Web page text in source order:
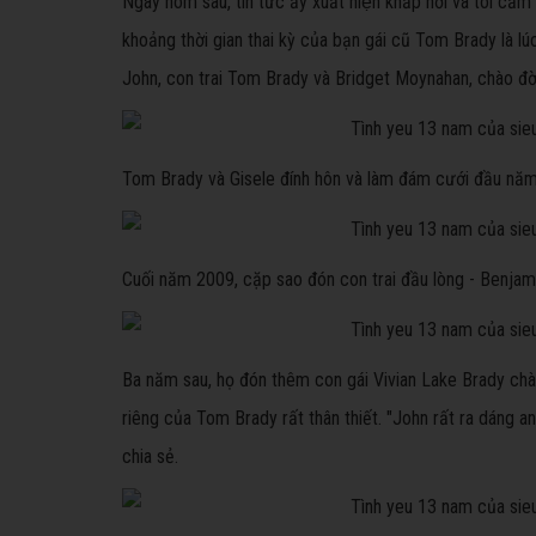
khoảng thời gian thai kỳ của bạn gái cũ Tom Brady là
John, con trai Tom Brady và Bridget Moynahan, chào
Tom Brady và Gisele đính hôn và làm đám cưới đầu
Cuối năm 2009, cặp sao đón con trai đầu lòng -
Ba năm sau, họ đón thêm con gái Vivian Lake Brady
riêng của Tom Brady rất thân thiết. "John rất ra dáng
chia sẻ.